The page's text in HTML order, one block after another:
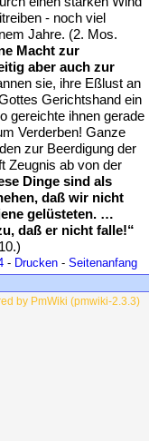
- noch viel
Jahre. (2. Mos.
Macht zur
aber auch zur
sie, ihre Eßlust an
Gerichtshand ein
gereichte ihnen gerade
Verderben! Ganze
zur Beerdigung der
Zeugnis ab von der
Dinge sind als
daß wir nicht
gelüsteten. …
daß er nicht falle!“
- Drucken - Seitenanfang
by PmWiki (pmwiki-2.3.3)